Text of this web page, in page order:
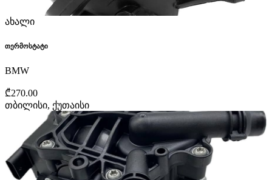
ახალი
თერმოსტატი
BMW
₾270.00
თბილისი, ქუთაისი